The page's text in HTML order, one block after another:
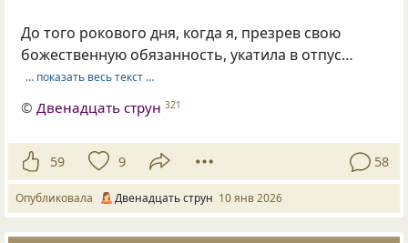
До того рокового дня, когда я, презрев свою
божественную обязанность, укатила в отпус…
… показать весь текст …
© Двенадцать струн 321
59 9 58
Опубликовала Двенадцать струн 10 янв 2026